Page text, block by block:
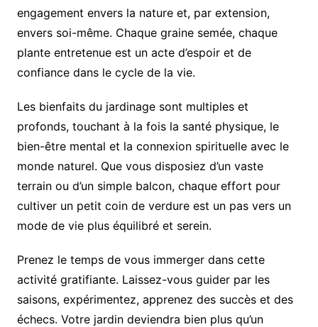
engagement envers la nature et, par extension,
envers soi-même. Chaque graine semée, chaque
plante entretenue est un acte d’espoir et de
confiance dans le cycle de la vie.
Les bienfaits du jardinage sont multiples et
profonds, touchant à la fois la santé physique, le
bien-être mental et la connexion spirituelle avec le
monde naturel. Que vous disposiez d’un vaste
terrain ou d’un simple balcon, chaque effort pour
cultiver un petit coin de verdure est un pas vers un
mode de vie plus équilibré et serein.
Prenez le temps de vous immerger dans cette
activité gratifiante. Laissez-vous guider par les
saisons, expérimentez, apprenez des succès et des
échecs. Votre jardin deviendra bien plus qu’un